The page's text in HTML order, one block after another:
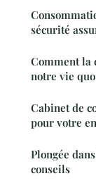
sécurité
Comment
notre vie
Cabinet de
pour votre
Plongée
conseils